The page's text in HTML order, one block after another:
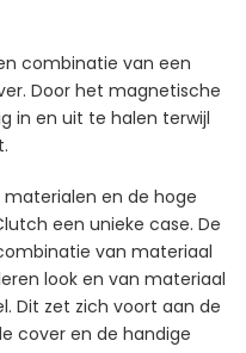
combinatie van een
Door het magnetische
in en uit te halen terwijl
en de hoge
een unieke case. De
van materiaal
look en van materiaal
Dit zet zich voort aan de
cover en de handige